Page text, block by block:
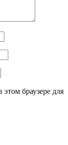
браузере для